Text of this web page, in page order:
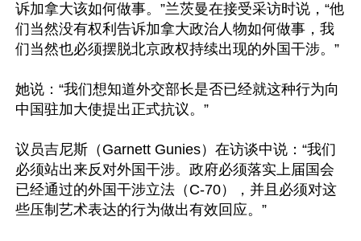
诉加拿大该如何做事。”兰茨曼在接受采访时说，“他
们当然没有权利告诉加拿大政治人物如何做事，我
们当然也必须摆脱北京政权持续出现的外国干涉。”
她说：“我们想知道外交部长是否已经就这种行为向
中国驻加大使提出正式抗议。”
议员吉尼斯（Garnett Gunies）在访谈中说：“我们
必须站出来反对外国干涉。政府必须落实上届国会
已经通过的外国干涉立法（C-70），并且必须对这
些压制艺术表达的行为做出有效回应。”